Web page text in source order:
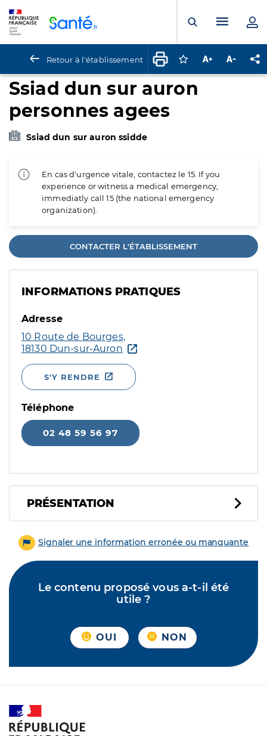
Ouvrir laMenu
Retour à l'établissement Connectez-vous
Augmenter la
Ssiad dun sur auron
personnes agees
Ssiad dun sur auron ssidde
En cas d'urgence vitale, contactez le 15. If you
experience or witness a medical emergency,
immediatly call 15 (the national emergency
organization).
CONTACTER L'ÉTABLISSEMENT
INFORMATIONS PRATIQUES
Adresse
10 Route de Bourges,
18130 Dun-sur-Auron
S'Y RENDRE
Téléphone
02 48 59 56 97
PRÉSENTATION
Signaler une information erronée ou manquante
Le contenu proposé vous a-t-il été
utile ?
OUI NON